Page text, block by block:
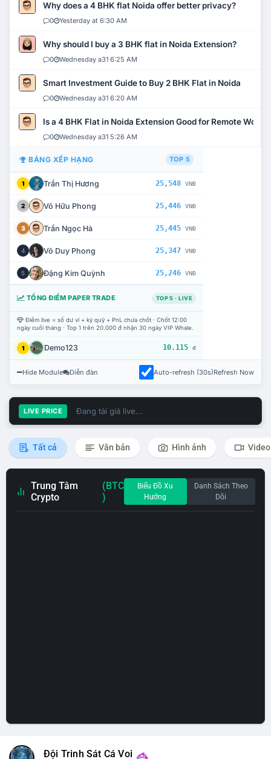
Why does a 4 BHK flat Noida offer better privacy?
0 Yesterday at 6:30 AM
Why should I buy a 3 BHK flat in Noida Extension?
0 Wednesday a31 6:25 AM
Smart Investment Guide to Buy 2 BHK Flat in Noida
0 Wednesday a31 6:20 AM
Is a 4 BHK Flat in Noida Extension Good for Remote Work?
0 Wednesday a31 5:26 AM
BẢNG XẾP HẠNG TOP 5
1 Trần Thị Hương 25,548 VNĐ
2 Võ Hữu Phong 25,446 VNĐ
3 Trần Ngọc Hà 25,445 VNĐ
4 Võ Duy Phong 25,347 VNĐ
5 Đặng Kim Quỳnh 25,246 VNĐ
TỔNG ĐIỂM PAPER TRADE TOP 5 · LIVE
Điểm live = số dư ví + ký quỹ + PnL chưa chốt · Chốt 12:00
ngày cuối tháng · Top 1 trên 20.000 đ nhận 30 ngày VIP Whale.
1 Demo123 10.115 đ
Hide Module Diễn đàn Auto-refresh (30s)Refresh Now
LIVE PRICE Đang tải giá live...
Tất cả Văn bản Hình ảnh Video
Trung Tâm
Crypto
(BTC
)
Biểu Đồ Xu
Hướng
Danh Sách Theo
Dõi
Đội Trinh Sát Cá Voi